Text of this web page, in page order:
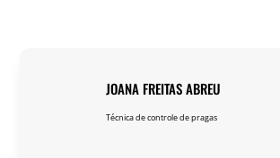
JOANA FREITAS ABREU
Técnica de controle de pragas